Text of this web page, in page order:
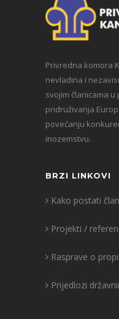
Privredna komora
nevladina i
svojim članicama
pridruživanja
povećanju
inozemstvu.
BRZI LINKOVI
Kako postati član
Projekti /
Rasprave o
Prijedlozi